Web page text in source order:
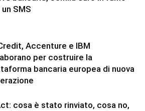
SMS
Accenture e IBM
per costruire la
bancaria europea di nuova
cosa è stato rinviato, cosa no,